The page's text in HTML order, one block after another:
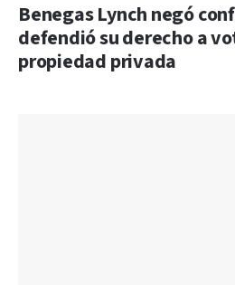
Benegas Lynch negó
defendió su derecho a
propiedad privada